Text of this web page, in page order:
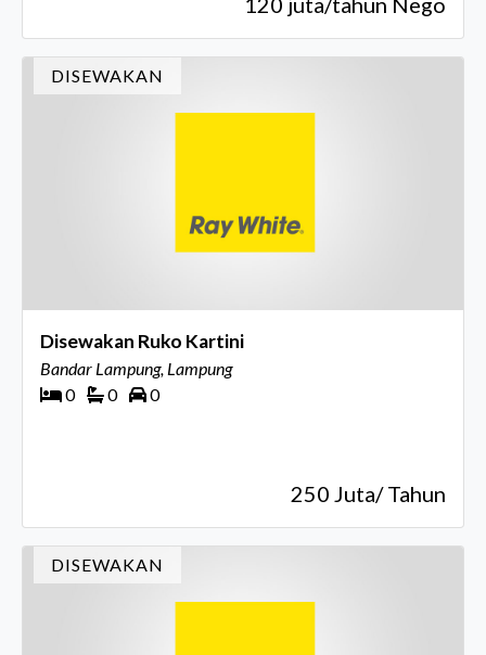
DISEWAKAN
Disewakan Ruko Kartini
Bandar Lampung, Lampung
0
0 0
250 Juta/ Tahun
DISEWAKAN